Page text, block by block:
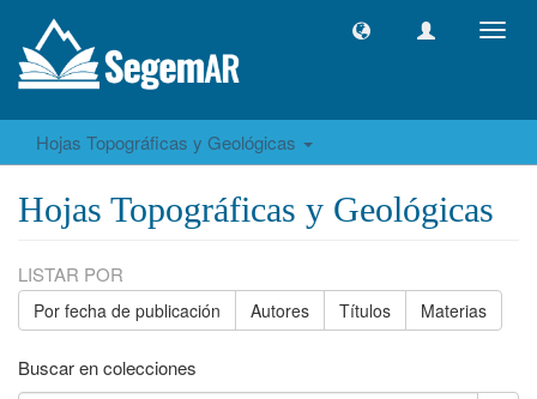
Hojas Topográficas y Geológicas
Hojas Topográficas y Geológicas
LISTAR POR
Por fecha de publicación Autores Títulos Materias
Buscar en colecciones